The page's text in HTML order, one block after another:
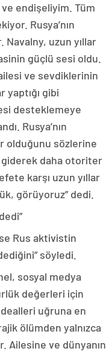
endişeliyim. Tüm
Rusya’nın
Navalny, uzun yıllar
güçlü sesi oldu.
ve sevdiklerinin
yaptığı gibi
desteklemeye
Rusya’nın
olduğunu sözlerine
giderek daha otoriter
karşı uzun yıllar
görüyoruz” dedi.
Rus aktivistin
söyledi.
sosyal medya
değerleri için
uğruna en
ölümden yalnızca
Ailesine ve dünyanın